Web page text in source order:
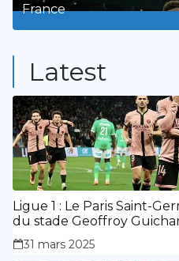
France
Latest
Ligue 1 : Le Paris Saint-
du stade Geoffroy
doublé de Doué.
31 mars 2025